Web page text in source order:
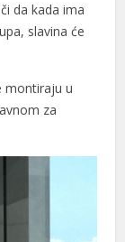
da kada ima
slavina će
montiraju u
za